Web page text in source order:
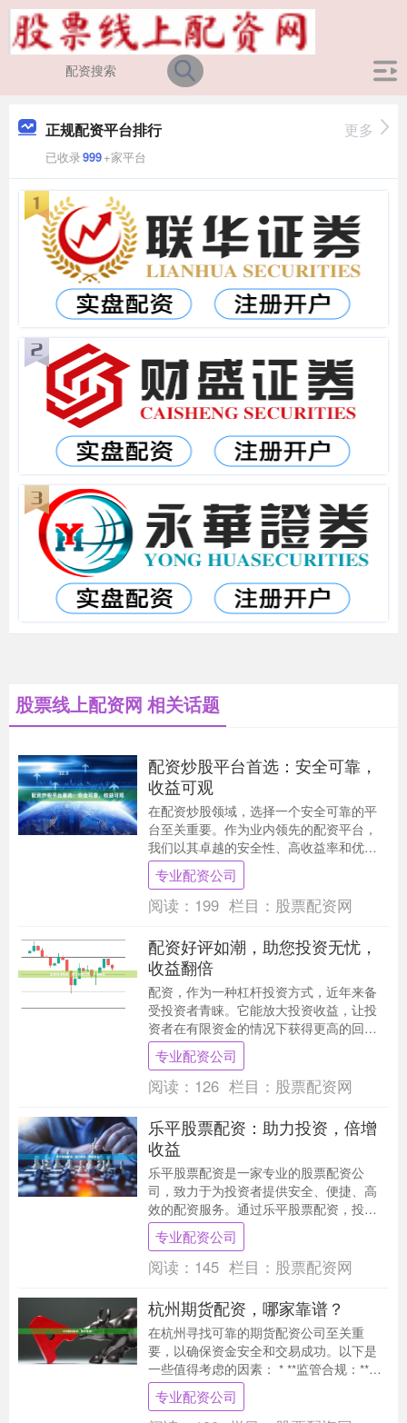
正规配资平台排行
已收录999+家平台
更多
股票线上配资网 相关话题
配资炒股平台首选：安全可靠，
收益可观
在配资炒股领域，选择一个安全可靠的平
台至关重要。作为业内领先的配资平台，
我们以其卓越的安全性、高收益率和优质
服务而著称。 **安全可靠：** 我们采用多
重安全措....
专业配资公司
阅读： 199 栏目： 股票配资网
配资好评如潮，助您投资无忧，
收益翻倍
配资，作为一种杠杆投资方式，近年来备
受投资者青睐。它能放大投资收益，让投
资者在有限资金的情况下获得更高的回
报。 众多投资者对配资给予了高度评价。
小王是一位资深的....
专业配资公司
阅读： 126 栏目： 股票配资网
乐平股票配资：助力投资，倍增
收益
乐平股票配资是一家专业的股票配资公
司，致力于为投资者提供安全、便捷、高
效的配资服务。通过乐平股票配资，投资
者可以放大资金杠杆，提升投资收益。 **
优势显著** ....
专业配资公司
阅读： 145 栏目： 股票配资网
杭州期货配资，哪家靠谱？
在杭州寻找可靠的期货配资公司至关重
要，以确保资金安全和交易成功。以下是
一些值得考虑的因素： * **监管合规：**选
择受中国证监会监管的配资公司，以确保
其合法性....
专业配资公司